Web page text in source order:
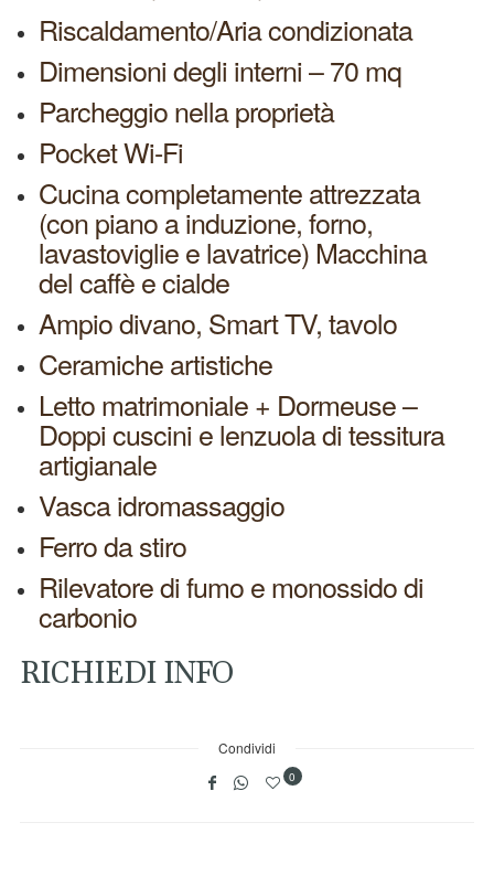
Riscaldamento/Aria condizionata
Dimensioni degli interni – 70 mq
Parcheggio nella proprietà
Pocket Wi-Fi
Cucina completamente attrezzata
(con piano a induzione, forno,
lavastoviglie e lavatrice) Macchina
del caffè e cialde
Ampio divano, Smart TV, tavolo
Ceramiche artistiche
Letto matrimoniale + Dormeuse –
Doppi cuscini e lenzuola di tessitura
artigianale
Vasca idromassaggio
Ferro da stiro
Rilevatore di fumo e monossido di
carbonio
RICHIEDI INFO
Condividi
0